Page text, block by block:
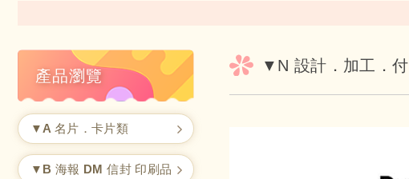
產品瀏覽
▼A 名片．卡片類
▼B 海報 DM 信封 印刷品
▼N 設計．加工．付